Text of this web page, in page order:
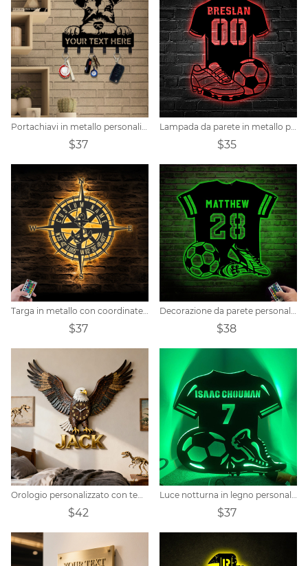
$37 $35
$37 $38
$42 $37